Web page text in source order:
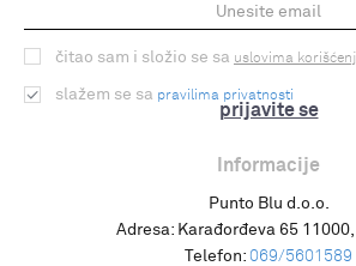
prijavite se
čitao sam i složio se sa uslovima
slažem se sa pravilima privatnosti
Informacije
Punto Blu d.o.o.
Adresa: Karađorđeva 65
Telefon: 069/5601589